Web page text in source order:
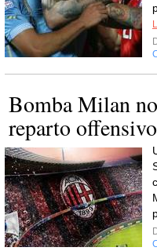
Bomba Milan
reparto offensivo